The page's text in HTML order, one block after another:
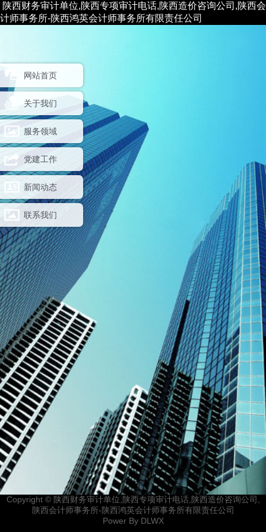
陕西财务审计单位,陕西专项审计电话,陕西造价咨询公司,陕西会
计师事务所-陕西鸿英会计师事务所有限责任公司
网站首页
关于我们
服务领域
党建工作
新闻动态
联系我们
Copyright © 陕西财务审计单位,陕西专项审计电话,陕西造价咨询公司,
陕西会计师事务所-陕西鸿英会计师事务所有限责任公司
Power By DLWX